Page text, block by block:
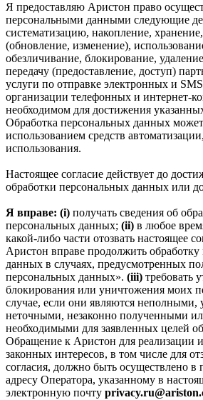
Я предоставляю Аристон право
персональными данными следующие
систематизацию, накопление,
(обновление, изменение),
обезличивание, блокирование,
передачу (предоставление, доступ)
услуги по отправке электронных и
организации телефонных и
необходимом для достижения
Обработка персональных данных может
использованием средств
использования.
Настоящее согласие действует до
обработки персональных данных или
Я вправе: (i) получать сведения об
персональных данных; (ii) в любое
какой-либо части отозвать настоящее
Аристон вправе продолжить
данных в случаях, предусмотренных
персональных данных». (iii) требовать
блокирования или уничтожения моих
случае, если они являются неполными,
неточными, незаконно полученными
необходимыми для заявленных целей
Обращение к Аристон для реализации
законных интересов, в том числе для
согласия, должно быть осуществлено
адресу Оператора, указанному в
электронную почту